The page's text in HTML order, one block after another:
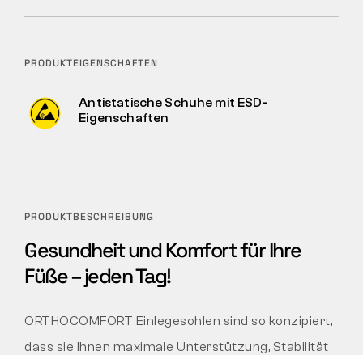
PRODUKTEIGENSCHAFTEN
Antistatische Schuhe mit ESD-
Eigenschaften
PRODUKTBESCHREIBUNG
Gesundheit und Komfort für Ihre
Füße – jeden Tag!
ORTHOCOMFORT Einlegesohlen sind so konzipiert,
dass sie Ihnen maximale Unterstützung, Stabilität